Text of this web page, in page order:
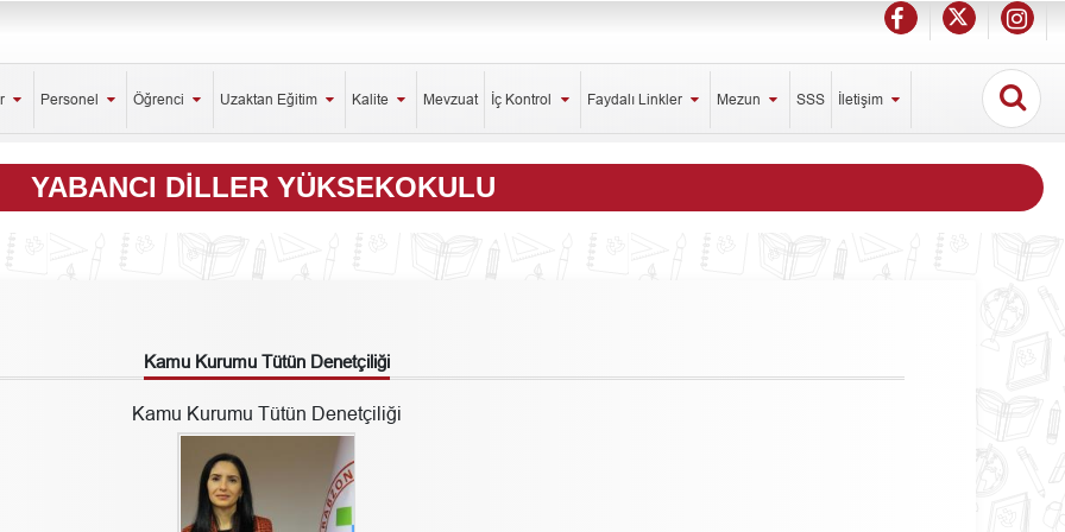
Personel Öğrenci Uzaktan Eğitim Kalite Mevzuat İç Kontrol Faydalı Linkler Mezun SSS İletişim
YABANCI DILLER YÜKSEKOKULU
Kamu Kurumu Tütün Denetçiliği
Kamu Kurumu Tütün Denetçiliği